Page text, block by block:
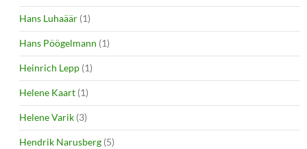
Hans Luhaäär (1)
Hans Pöögelmann (1)
Heinrich Lepp (1)
Helene Kaart (1)
Helene Varik (3)
Hendrik Narusberg (5)